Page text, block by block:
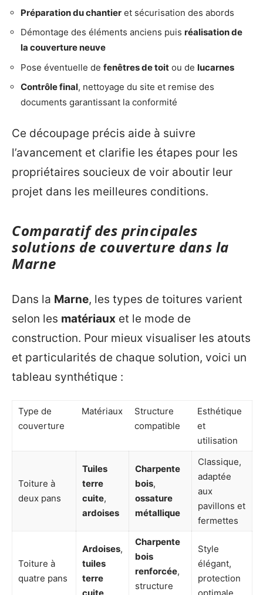
Préparation du chantier et sécurisation des abords
Démontage des éléments anciens puis réalisation de
la couverture neuve
Pose éventuelle de fenêtres de toit ou de lucarnes
Contrôle final, nettoyage du site et remise des
documents garantissant la conformité
Ce découpage précis aide à suivre
l’avancement et clarifie les étapes pour les
propriétaires soucieux de voir aboutir leur
projet dans les meilleures conditions.
Comparatif des principales
solutions de couverture dans la
Marne
Dans la Marne, les types de toitures varient
selon les matériaux et le mode de
construction. Pour mieux visualiser les atouts
et particularités de chaque solution, voici un
tableau synthétique :
Type de
couverture
Matériaux
Structure
compatible
Esthétique
et
utilisation
Toiture à
deux pans
Tuiles
terre
cuite,
ardoises
Charpente
bois,
ossature
métallique
Classique,
adaptée
aux
pavillons et
fermettes
Toiture à
quatre pans
Ardoises,
tuiles
terre
Charpente
bois
renforcée,
structure
Style
élégant,
protection